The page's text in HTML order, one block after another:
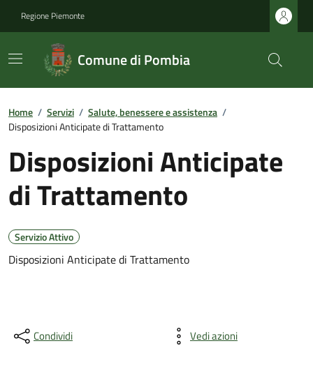
Regione Piemonte
Comune di Pombia
Home / Servizi / Salute, benessere e assistenza /
Disposizioni Anticipate di Trattamento
Disposizioni Anticipate
di Trattamento
Servizio Attivo
Disposizioni Anticipate di Trattamento
Condividi Vedi azioni